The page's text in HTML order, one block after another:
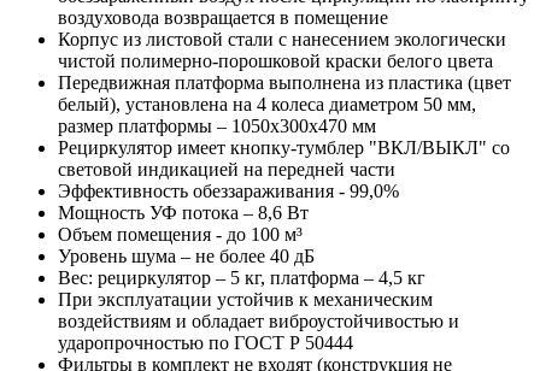
воздуховода возвращается в помещение
Корпус из листовой стали с нанесением экологически
чистой полимерно-порошковой краски белого цвета
Передвижная платформа выполнена из пластика (цвет
белый), установлена на 4 колеса диаметром 50 мм,
размер платформы – 1050х300х470 мм
Рециркулятор имеет кнопку-тумблер "ВКЛ/ВЫКЛ" со
световой индикацией на передней части
Эффективность обеззараживания - 99,0%
Мощность УФ потока – 8,6 Вт
Объем помещения - до 100 м³
Уровень шума – не более 40 дБ
Вес: рециркулятор – 5 кг, платформа – 4,5 кг
При эксплуатации устойчив к механическим
воздействиям и обладает виброустойчивостью и
ударопрочностью по ГОСТ Р 50444
Фильтры в комплект не входят (конструкция не